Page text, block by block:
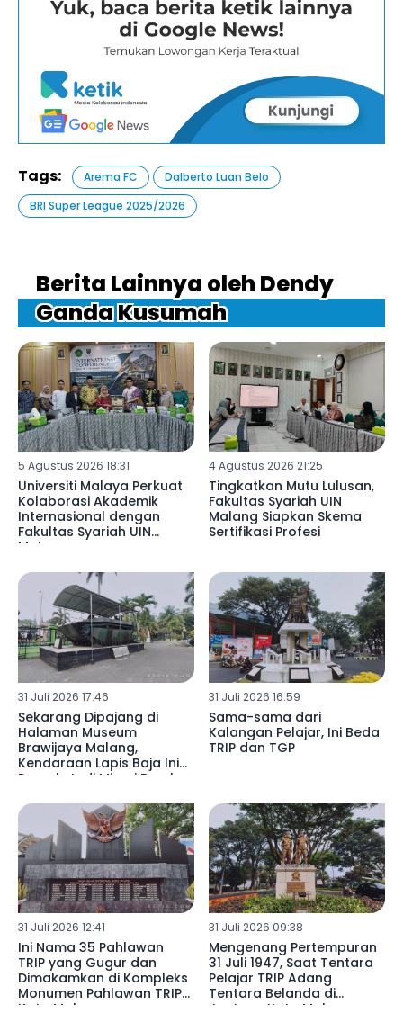
Tags: Arema FC
Dalberto Luan Belo
BRI Super League 2025/2026
Berita Lainnya oleh Dendy
Ganda Kusumah
5 Agustus 2026 18:31
Universiti Malaya Perkuat
Kolaborasi Akademik
Internasional dengan
Fakultas Syariah UIN
Malang
4 Agustus 2026 21:25
Tingkatkan Mutu Lulusan,
Fakultas Syariah UIN
Malang Siapkan Skema
Sertifikasi Profesi
31 Juli 2026 17:46
Sekarang Dipajang di
Halaman Museum
Brawijaya Malang,
Kendaraan Lapis Baja Ini
Pernah Jadi Mimpi Buruk
31 Juli 2026 16:59
Sama-sama dari
Kalangan Pelajar, Ini Beda
TRIP dan TGP
31 Juli 2026 12:41
Ini Nama 35 Pahlawan
TRIP yang Gugur dan
Dimakamkan di Kompleks
Monumen Pahlawan TRIP
Kota Malang
31 Juli 2026 09:38
Mengenang Pertempuran
31 Juli 1947, Saat Tentara
Pelajar TRIP Adang
Tentara Belanda di
Jantung Kota Malang